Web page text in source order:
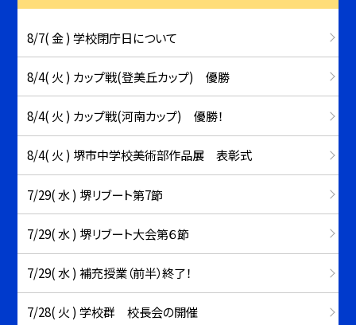
8/7( 金 ) 学校閉庁日について
8/4( 火 ) カップ戦(登美丘カップ) 優勝
8/4( 火 ) カップ戦(河南カップ) 優勝！
8/4( 火 ) 堺市中学校美術部作品展 表彰式
7/29( 水 ) 堺リブート第7節
7/29( 水 ) 堺リブート大会第６節
7/29( 水 ) 補充授業（前半）終了！
7/28( 火 ) 学校群 校長会の開催